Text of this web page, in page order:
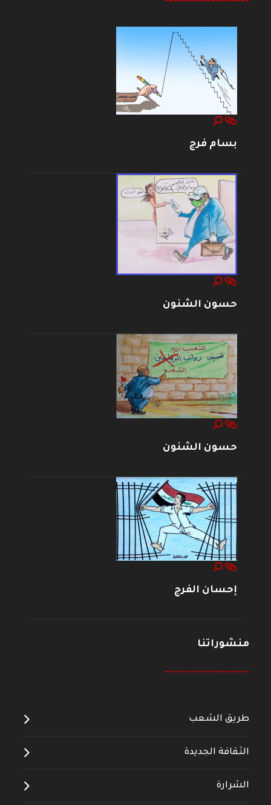
بسام فرج
حسون الشنون
حسون الشنون
إحسان الفرج
منشوراتنا
--------------------
طريق الشعب
الثقافة الجديدة
الشرارة